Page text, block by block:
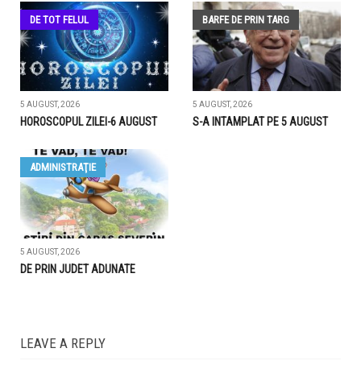
DE TOT FELUL
5 AUGUST, 2026
HOROSCOPUL ZILEI-6 AUGUST
BARFE DE PRIN TARG
5 AUGUST, 2026
S-A INTAMPLAT PE 5 AUGUST
ADMINISTRAŢIE
5 AUGUST, 2026
DE PRIN JUDET ADUNATE
LEAVE A REPLY